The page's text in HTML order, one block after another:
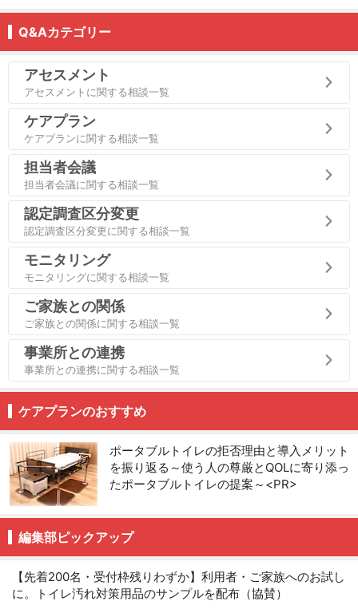
Q&Aカテゴリー
アセスメント
アセスメントに関する相談一覧
ケアプラン
ケアプランに関する相談一覧
担当者会議
担当者会議に関する相談一覧
認定調査区分変更
認定調査区分変更に関する相談一覧
モニタリング
モニタリングに関する相談一覧
ご家族との関係
ご家族との関係に関する相談一覧
事業所との連携
事業所との連携に関する相談一覧
ケアプランのおすすめ
ポータブルトイレの拒否理由と導入メリット
を振り返る～使う人の尊厳とQOLに寄り添っ
たポータブルトイレの提案～<PR>
編集部ピックアップ
【先着200名・受付枠残りわずか】利用者・ご家族へのお試し
に。トイレ汚れ対策用品のサンプルを配布（協賛）